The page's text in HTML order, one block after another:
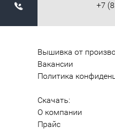
+7
Вышивка от
Вакансии
Политика
Скачать:
О компании
Прайс